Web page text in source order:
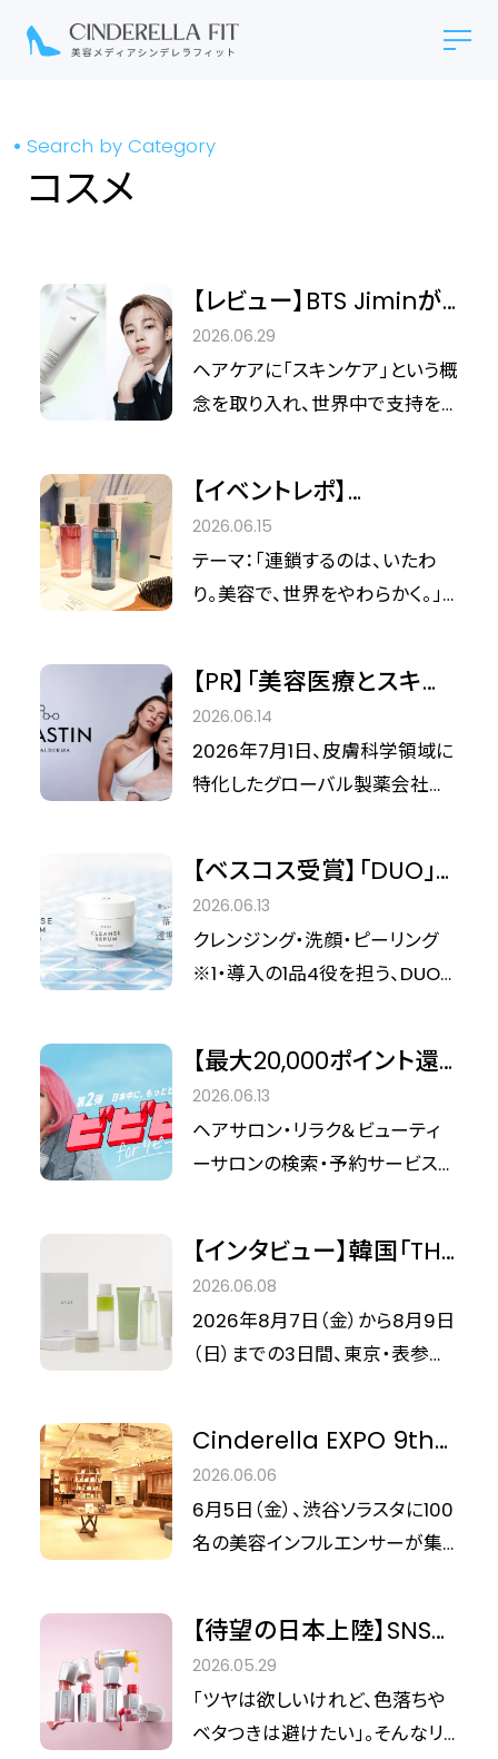
Search by Category
コスメ
【レビュー】BTS Jiminが
魅せる新たな香り。
LADOR「エンジェルミュ
ゲ」で叶える、香水のよう
2026.06.29
ヘアケアに「スキンケア」という概
念を取り入れ、世界中で支持を
ール）」。 この度、ブランドのグロ
ーバルアンバサダーを務める
BTS Jiminを起用したキャンペー
ン第3弾の映像が公開されまし
は、待望の新作「エンジェルミュ
ゲ シャンプー＆トリートメント」で
す。 すでにSNSでも話題の「パフ
ュームヘアオイル エンジェルミュ
た今回のラインナップ。その魅力
に迫ります。
【イベントレポ】
Cinderella EXPO 9th ×
LADOR
2026.06.15
テーマ：「連鎖するのは、いたわ
り。美容で、世界をやわらかく。」
「シンデレラEXPO 9th」が開催さ
れました。本イベントにおいて、ひ
ときわ熱い視線を集めたのが、韓
国発のパーソナルヘアケアブラン
ースです。 今回のイベントテーマ
である「連鎖するのは、いたわり。
美容で、世界をやわらかく。」とい
うメッセージを体現するように、
りと品質」が、来場者の心を深く
捉えました。 Photographer: 幡
野美紀/Miki Hatano（from
Cinderella Fit）
【PR】「美容医療とスキン
ケアの融合」で叶える、理
想の肌へ。米国発スキン
ケアブランド
日本上陸
2026.06.14
2026年7月1日、皮膚科学領域に
特化したグローバル製薬会社で
「ALASTIN（アラスチン）」が日本
国内で発売されます。 北米を中
心に支持を集め、今年で誕生10
年を迎える同ブランド。美容医療
につなぐ「包括的な皮膚科学ソリ
ューション」とはどのようなもの
なのか。美容メディア「シンデレラ
フィット」編集部が、その哲学とア
【ベスコス受賞】「DUO」
が提案する新カテゴリ
ー“洗い流す角層ケア美
容液”が、ゆらぎがちな肌
る理由とは？
2026.06.13
クレンジング・洗顔・ピーリング
※1・導入の1品4役を担う、DUOの
力で「@cosmeベストコスメアワ
ード2026 上半期新作ベストクレ
ンジング 第3位」を受賞するな
ど、大きな注目を集めています。
ラフィット」が、DUOのPR担当者
へ直撃インタビュー。ヒットの背
景にあるDUOならではの技術
や、こだわりについて深掘りしま
【最大20,000ポイント還
元】『ホットペッパービュ
ーティー』で「ビビビ祭
for リピート」開催決定！
2026.06.13
ヘアサロン・リラク＆ビューティ
ーサロンの検索・予約サービス
ーン「ビビビ祭 for リピート」の
開催が発表されました 。「ビビビ
祭」の第2弾となる今回は「リピ
ート」をキーワードに、対象サロ
ントが還元される、見逃せない企
画となっています 。 詳細をまと
めましたので、ぜひチェックして
次回のサロン予約にお役立てく
【インタビュー】韓国「THE
HYUNDAI SEOUL」で大
注目の「OYOT」が日本初
上陸。表参道で体感する、
アル
2026.06.08
2026年8月7日（金）から8月9日
（日）までの3日間、東京・表参道
が開催されます。 国内外の感度
高きブランドが集う本イベントの
第一弾として出店が決定したの
が、韓国発のスキンケアブランド
百貨店「THE HYUNDAI SEOUL」
でのローンチからわずか6か月で
単独ポップアップを成功させ、大
きな話題を呼んだ体験型ブラン
Cinderella EXPO 9th
Event Report 「連鎖す
るのは、いたわり。美容
で、世界をやわらかく。」
2026.06.06
6月5日（金）、渋谷ソラスタに100
名の美容インフルエンサーが集
テーマは「連鎖するのは、いたわ
り。美容で、世界をやわらかく。」。
自身を慈しみ、その輪を広げるこ
とで世界を少しずつ優しくしてい
【待望の日本上陸】SNSで
話題の「落ちないツヤ」を
実体験。SHEGLAMの新
作リップが全国の店頭
2026.05.29
「ツヤは欲しいけれど、色落ちや
ベタつきは避けたい」。そんなリッ